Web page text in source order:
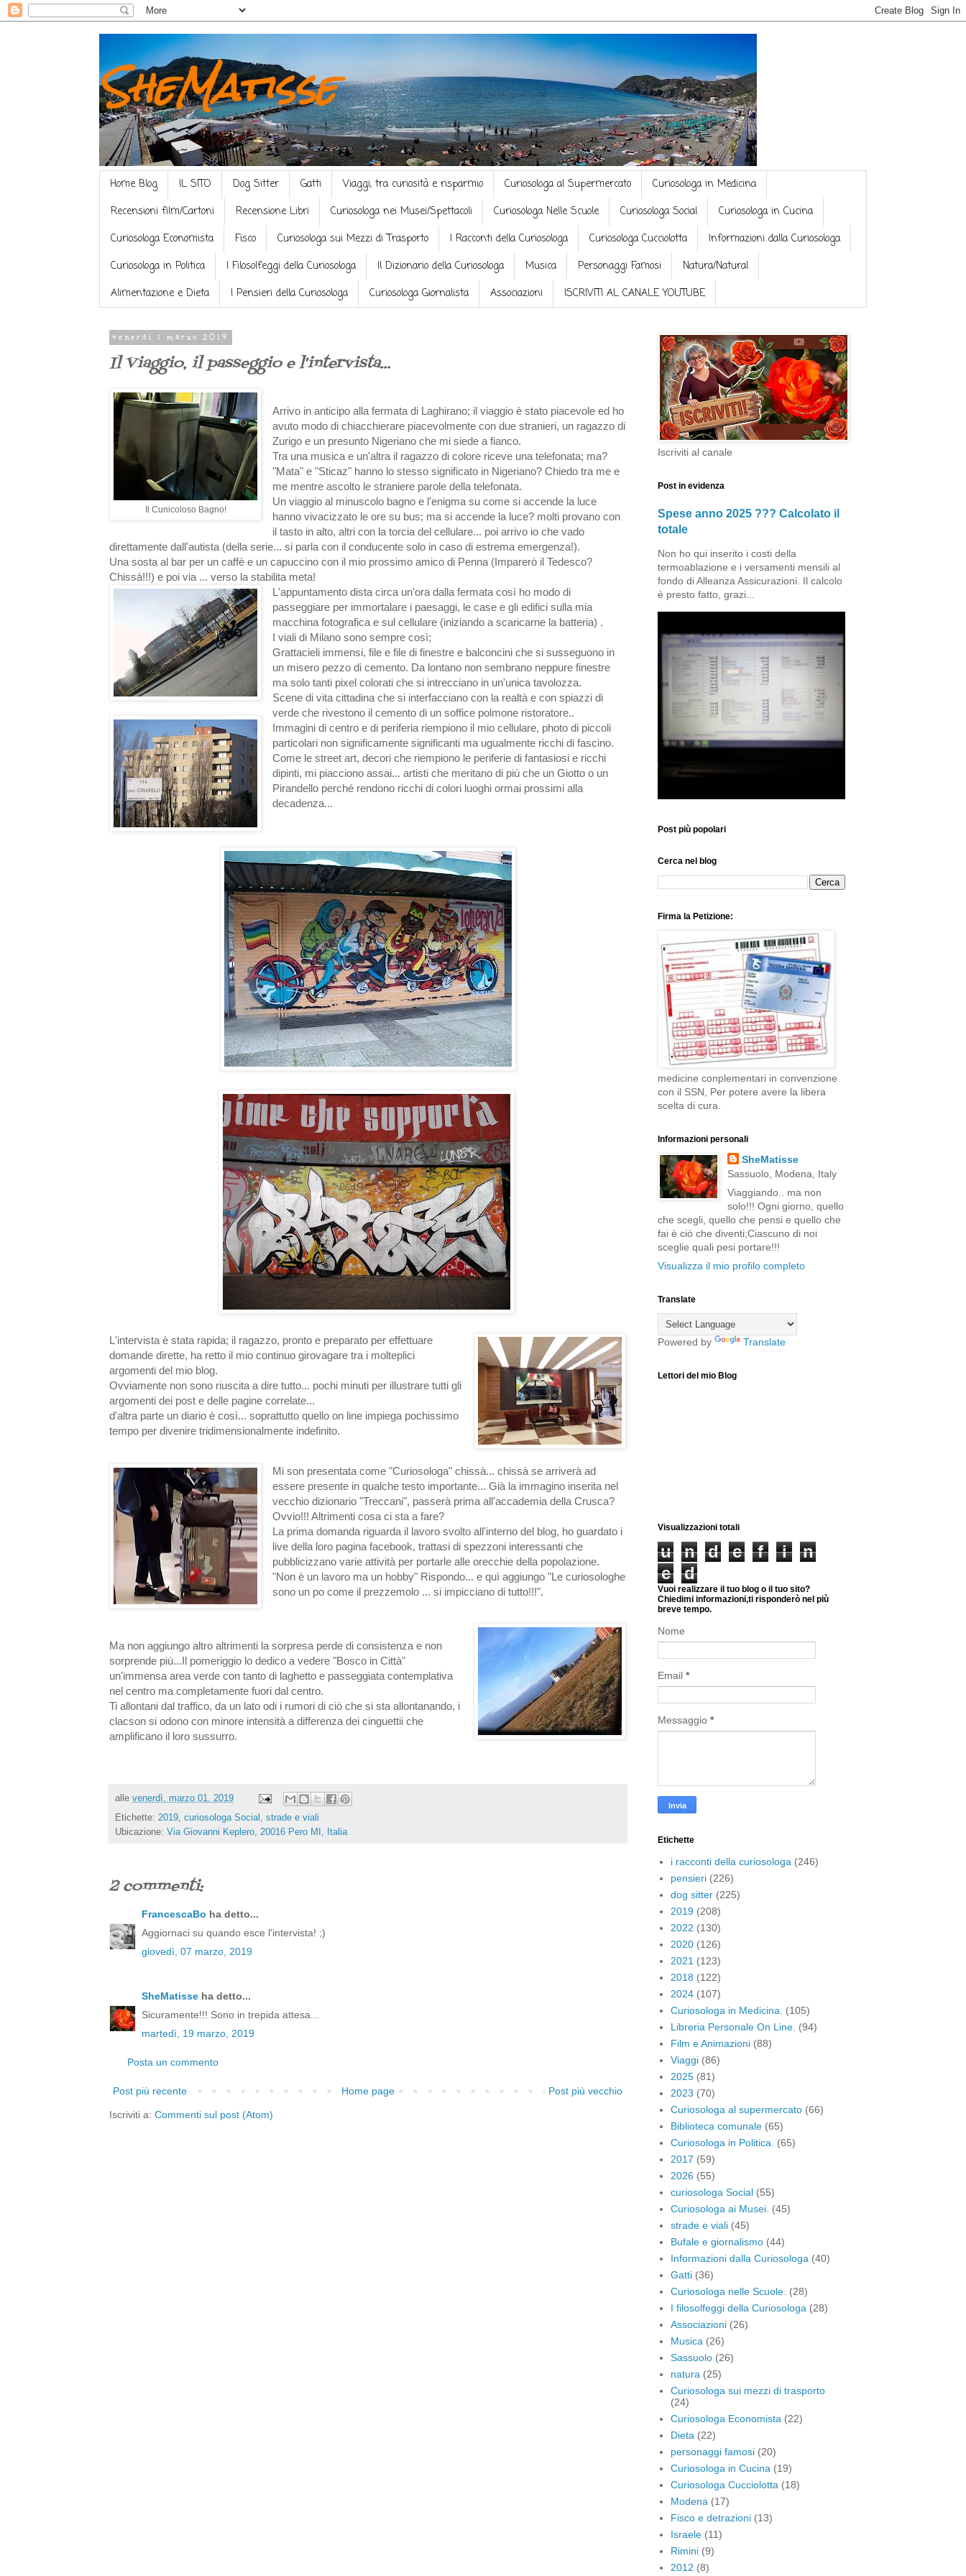
SheMatisse
Home Blog IL SITO Dog Sitter Gatti Viaggi, tra curiosità e risparmio Curiosologa al Supermercato
Curiosologa in Medicina
Recensioni film/Cartoni
Recensione Libri Curiosologa nei Musei/Spettacoli Curiosologa Nelle Scuole Curiosologa Social
Curiosologa in Cucina
Curiosologa Economista
Fisco Curiosologa sui Mezzi di Trasporto I Racconti della Curiosologa Curiosologa Cucciolotta
Informazioni dalla Curiosologa
Curiosologa in Politica
I Filosolfeggi della Curiosologa Il Dizionario della Curiosologa Musica Personaggi Famosi
Natura/Natural
Alimentazione e Dieta
I Pensieri della Curiosologa Curiosologa Giornalista Associazioni ISCRIVITI AL CANALE YOUTUBE
venerdì 1 marzo 2019
Il Viaggio, il passeggio e l'intervista...
Il Cunicoloso Bagno!
Arrivo in anticipo alla fermata di Laghirano; il viaggio è stato piacevole ed ho
avuto modo di chiacchierare piacevolmente con due stranieri, un ragazzo di
Zurigo e un presunto Nigeriano che mi siede a fianco.
Tra una musica e un'altra il ragazzo di colore riceve una telefonata; ma?
"Mata" e "Sticaz" hanno lo stesso significato in Nigeriano? Chiedo tra me e
me mentre ascolto le straniere parole della telefonata.
Un viaggio al minuscolo bagno e l'enigma su come si accende la luce
hanno vivacizzato le ore su bus; ma si accende la luce? molti provano con
il tasto in alto, altri con la torcia del cellulare... poi arrivo io che vado
direttamente dall'autista (della serie... si parla con il conducente solo in caso di estrema emergenza!).
Una sosta al bar per un caffè e un capuccino con il mio prossimo amico di Penna (Imparerò il Tedesco?
Chissà!!!) e poi via ... verso la stabilita meta!
L'appuntamento dista circa un'ora dalla fermata così ho modo di
passeggiare per immortalare i paesaggi, le case e gli edifici sulla mia
macchina fotografica e sul cellulare (iniziando a scaricarne la batteria) .
I viali di Milano sono sempre così;
Grattacieli immensi, file e file di finestre e balconcini che si susseguono in
un misero pezzo di cemento. Da lontano non sembrano neppure finestre
ma solo tanti pixel colorati che si intrecciano in un'unica tavolozza.
Scene di vita cittadina che si interfacciano con la realtà e con spiazzi di
verde che rivestono il cemento di un soffice polmone ristoratore..
Immagini di centro e di periferia riempiono il mio cellulare, photo di piccoli
particolari non significamente significanti ma ugualmente ricchi di fascino.
Come le street art, decori che riempiono le periferie di fantasiosi e ricchi
dipinti, mi piacciono assai... artisti che meritano di più che un Giotto o un
Pirandello perché rendono ricchi di colori luoghi ormai prossimi alla
decadenza...
L'intervista è stata rapida; il ragazzo, pronto e preparato per effettuare
domande dirette, ha retto il mio continuo girovagare tra i molteplici
argomenti del mio blog.
Ovviamente non sono riuscita a dire tutto... pochi minuti per illustrare tutti gli
argomenti dei post e delle pagine correlate...
d'altra parte un diario è così... soprattutto quello on line impiega pochissimo
tempo per divenire tridimensionalmente indefinito.
Mi son presentata come "Curiosologa" chissà... chissà se arriverà ad
essere presente in qualche testo importante... Già la immagino inserita nel
vecchio dizionario "Treccani", passerà prima all'accademia della Crusca?
Ovvio!!! Altrimenti cosa ci sta a fare?
La prima domanda riguarda il lavoro svolto all'interno del blog, ho guardato i
live della loro pagina facebook, trattasi di spezzoni interessanti che
pubblicizzano varie attività per portarle alle orecchie della popolazione.
"Non è un lavoro ma un hobby" Rispondo... e quì aggiungo "Le curiosologhe
sono un po come il prezzemolo ... si impicciano di tutto!!!".
Ma non aggiungo altro altrimenti la sorpresa perde di consistenza e non
sorprende più...Il pomeriggio lo dedico a vedere "Bosco in Città"
un'immensa area verde con tanto di laghetto e passeggiata contemplativa
nel centro ma completamente fuori dal centro.
Ti allontani dal traffico, da un lato odi i rumori di ciò che si sta allontanando, i
clacson si odono con minore intensità a differenza dei cinguettii che
amplificano il loro sussurro.
alle venerdì, marzo 01, 2019
Etichette: 2019, curiosologa Social , strade e viali
Ubicazione: Via Giovanni Keplero, 20016 Pero MI, Italia
2 commenti:
FrancescaBo ha detto...
Aggiornaci su quando esce l'intervista! ;)
giovedì, 07 marzo, 2019
SheMatisse ha detto...
Sicuramente!!! Sono in trepida attesa...
martedì, 19 marzo, 2019
Posta un commento
Post più recente Post più vecchio
Home page
Iscriviti a: Commenti sul post (Atom)
Iscriviti al canale
Post in evidenza
Spese anno 2025 ??? Calcolato il
totale
Non ho qui inserito i costi della
termoablazione e i versamenti mensili al
fondo di Alleanza Assicurazioni. Il calcolo
è presto fatto, grazi...
Post più popolari
Cerca nel blog
Firma la Petizione:
medicine conplementari in convenzione
con il SSN, Per potere avere la libera
scelta di cura.
Informazioni personali
SheMatisse
Sassuolo, Modena, Italy
Viaggiando.. ma non
solo!!! Ogni giorno, quello
che scegli, quello che pensi e quello che
fai è ciò che diventi;Ciascuno di noi
sceglie quali pesi portare!!!
Visualizza il mio profilo completo
Translate
Powered by Translate
Lettori del mio Blog
Visualizzazioni totali
u n d e f i
n
e
d
Vuoi realizzare il tuo blog o il tuo sito?
Chiedimi informazioni,ti risponderò nel più
breve tempo.
Nome
Email *
Messaggio *
Etichette
i racconti della curiosologa (246)
pensieri (226)
dog sitter (225)
2019 (208)
2022 (130)
2020 (126)
2021 (123)
2018 (122)
2024 (107)
Curiosologa in Medicina. (105)
Libreria Personale On Line. (94)
Film e Animazioni (88)
Viaggi (86)
2025 (81)
2023 (70)
Curiosologa al supermercato (66)
Biblioteca comunale (65)
Curiosologa in Politica. (65)
2017 (59)
2026 (55)
curiosologa Social (55)
Curiosologa ai Musei. (45)
strade e viali (45)
Bufale e giornalismo (44)
Informazioni dalla Curiosologa (40)
Gatti (36)
Curiosologa nelle Scuole. (28)
I filosolfeggi della Curiosologa (28)
Associazioni (26)
Musica (26)
Sassuolo (26)
natura (25)
Curiosologa sui mezzi di trasporto
(24)
Curiosologa Economista (22)
Dieta (22)
personaggi famosi (20)
Curiosologa in Cucina (19)
Curiosologa Cucciolotta (18)
Modena (17)
Fisco e detrazioni (13)
Israele (11)
Rimini (9)
2012 (8)